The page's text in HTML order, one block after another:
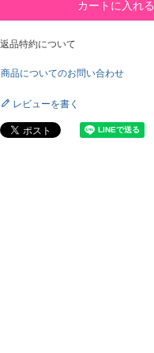
カートに入れる
返品特約について
商品についてのお問い合わせ
レビューを書く